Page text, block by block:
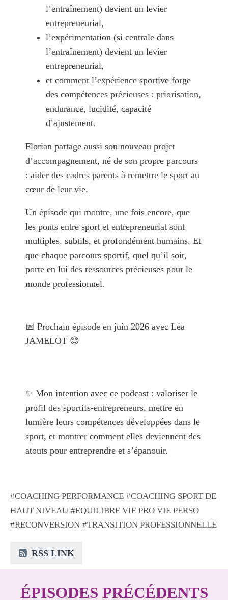
l’entraînement) devient un levier
entrepreneurial,
l’expérimentation (si centrale dans
l’entraînement) devient un levier
entrepreneurial,
et comment l’expérience sportive forge
des compétences précieuses : priorisation,
endurance, lucidité, capacité
d’ajustement.
Florian partage aussi son nouveau projet
d’accompagnement, né de son propre parcours
: aider des cadres parents à remettre le sport au
cœur de leur vie.
Un épisode qui montre, une fois encore, que
les ponts entre sport et entrepreneuriat sont
multiples, subtils, et profondément humains. Et
que chaque parcours sportif, quel qu’il soit,
porte en lui des ressources précieuses pour le
monde professionnel.
📅 Prochain épisode en juin 2026 avec Léa
JAMELOT 😊
✨ Mon intention avec ce podcast : valoriser le
profil des sportifs-entrepreneurs, mettre en
lumière leurs compétences développées dans le
sport, et montrer comment elles deviennent des
atouts pour entreprendre et s’épanouir.
COACHING PERFORMANCE
COACHING SPORT DE
HAUT NIVEAU
EQUILIBRE VIE PRO VIE PERSO
RECONVERSION
TRANSITION PROFESSIONNELLE
RSS LINK
ÉPISODES PRÉCÉDENTS